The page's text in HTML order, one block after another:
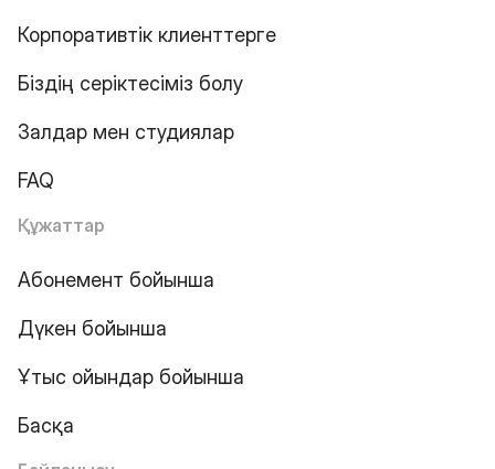
Корпоративтік клиенттерге
Біздің серіктесіміз болу
Залдар мен студиялар
FAQ
Құжаттар
Абонемент бойынша
Дүкен бойынша
Ұтыс ойындар бойынша
Басқа